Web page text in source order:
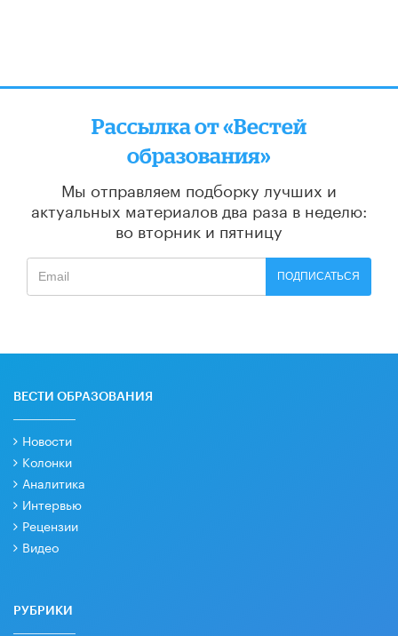
Рассылка от «Вестей
образования»
Мы отправляем подборку лучших и
актуальных материалов два раза в неделю:
во вторник и пятницу
ПОДПИСАТЬСЯ
ВЕСТИ ОБРАЗОВАНИЯ
Новости
Колонки
Аналитика
Интервью
Рецензии
Видео
РУБРИКИ